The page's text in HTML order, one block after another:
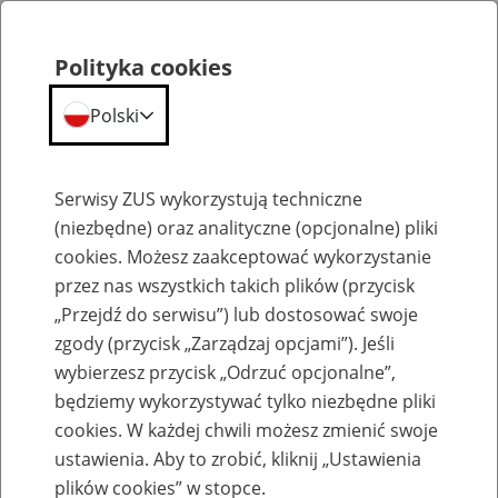
Emerytury
Baza zlikwidowanych lub
przekształconych zakładów pracy
Polityka cookies
Polski
Serwisy ZUS wykorzystują techniczne
(niezbędne) oraz analityczne (opcjonalne) pliki
cookies. Możesz zaakceptować wykorzystanie
przez nas wszystkich takich plików (przycisk
„Przejdź do serwisu”) lub dostosować swoje
zgody (przycisk „Zarządzaj opcjami”). Jeśli
wybierzesz przycisk „Odrzuć opcjonalne”,
będziemy wykorzystywać tylko niezbędne pliki
cookies. W każdej chwili możesz zmienić swoje
ustawienia. Aby to zrobić, kliknij „Ustawienia
plików cookies” w stopce.